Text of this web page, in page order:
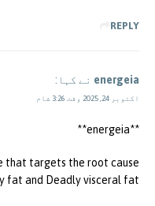
REPLY
energeia نے کہا:
اکتوبر 24, 2025 وقت 3:26 شام
**energeia**
that targets the root cause
fat and Deadly visceral fat.